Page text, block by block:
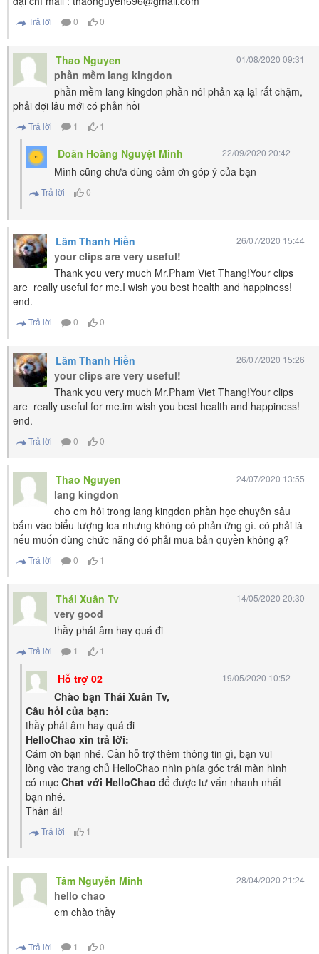
Trả lời 0 0
Thao Nguyen 01/08/2020 09:31
phần mềm lang kingdon
phần mềm lang kingdon phần nói phản xạ lại rất chậm,
phải đợi lâu mới có phản hồi
Trả lời 1 1
Doãn Hoàng Nguyệt Minh 22/09/2020 20:42
Mình cũng chưa dùng cảm ơn góp ý của bạn
Trả lời 0
Lâm Thanh Hiền 26/07/2020 15:44
your clips are very useful!
Thank you very much Mr.Pham Viet Thang!Your clips
are really useful for me.I wish you best health and happiness!
end.
Trả lời 0 0
Lâm Thanh Hiền 26/07/2020 15:26
your clips are very useful!
Thank you very much Mr.Pham Viet Thang!Your clips
are really useful for me.im wish you best health and happiness!
end.
Trả lời 0 0
Thao Nguyen 24/07/2020 13:55
lang kingdon
cho em hỏi trong lang kingdon phần học chuyên sâu
bấm vào biểu tượng loa nhưng không có phản ứng gì. có phải là
nếu muốn dùng chức năng đó phải mua bản quyền không ạ?
Trả lời 0 1
Thái Xuân Tv 14/05/2020 20:30
very good
thầy phát âm hay quá đi
Trả lời 1 1
Hỗ trợ 02 19/05/2020 10:52
Chào bạn Thái Xuân Tv,
Câu hỏi của bạn:
thầy phát âm hay quá đi
HelloChao xin trả lời:
Cám ơn bạn nhé. Cần hỗ trợ thêm thông tin gì, bạn vui
lòng vào trang chủ HelloChao nhìn phía góc trái màn hình
có mục Chat với HelloChao để được tư vấn nhanh nhất
bạn nhé.
Thân ái!
Trả lời 1
Tâm Nguyễn Minh 28/04/2020 21:24
hello chao
em chào thầy
Trả lời 1 0